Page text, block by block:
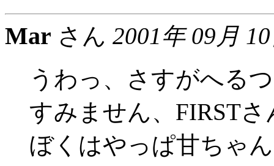
Mar さん 2001年 09月
うわっ、さすがへる
すみません、FIRSTさ
ぼくはやっぱ甘ちゃ